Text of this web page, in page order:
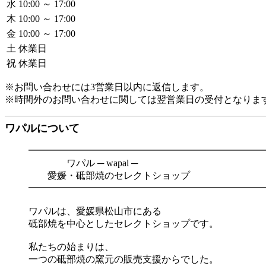
水 10:00 ～ 17:00
木 10:00 ～ 17:00
金 10:00 ～ 17:00
土 休業日
祝 休業日
※お問い合わせには3営業日以内に返信します。
※時間外のお問い合わせに関しては翌営業日の受付となりま
ワパルについて
ワパル ─ wapal ─
愛媛・砥部焼のセレクトショップ
ワパルは、愛媛県松山市にある
砥部焼を中心としたセレクトショップです。
私たちの始まりは、
一つの砥部焼の窯元の販売支援からでした。